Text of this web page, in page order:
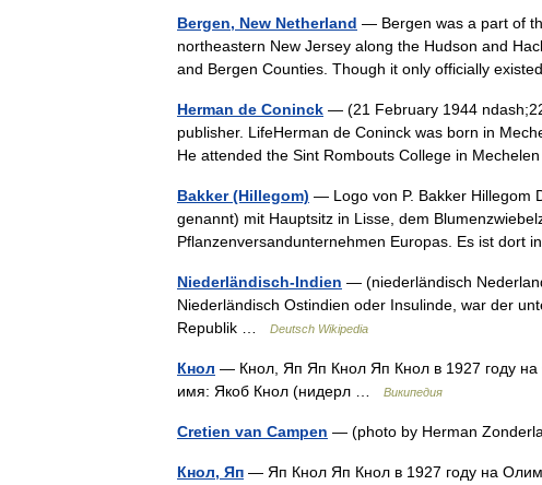
Bergen, New Netherland — Bergen was a part of
northeastern New Jersey along the Hudson and
and Bergen Counties. Though it only officially
Herman de Coninck — (21 February 1944
publisher. LifeHerman de Coninck was born in
He attended the Sint Rombouts College in
Bakker (Hillegom) — Logo von P. Bakker Hillegom
genannt) mit Hauptsitz in Lisse, dem
Pflanzenversandunternehmen Europas. Es ist
Niederländisch-Indien — (niederländisch
Niederländisch Ostindien oder Insulinde, war der
Republik …
Deutsch Wikipedia
Кнол — Кнол, Яп Яп Кнол Яп Кнол в 1927 году
имя: Якоб Кнол (нидерл …
Википедия
Cretien van Campen — (photo by Herman
Кнол, Яп — Яп Кнол Яп Кнол в 1927 году на